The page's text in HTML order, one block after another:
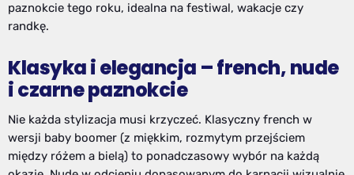
paznokcie tego roku, idealna na festiwal, wakacje czy
randkę.
Klasyka i elegancja – french, nude
i czarne paznokcie
Nie każda stylizacja musi krzyczeć. Klasyczny french w
wersji baby boomer (z miękkim, rozmytym przejściem
między różem a bielą) to ponadczasowy wybór na każdą